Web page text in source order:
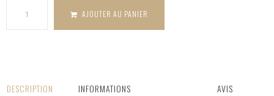
AJOUTER AU PANIER
DESCRIPTION
INFORMATIONS
AVIS